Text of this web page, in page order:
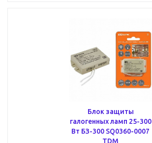
Блок защиты
галогенных ламп 25-300
Вт БЗ-300 SQ0360-0007
TDM